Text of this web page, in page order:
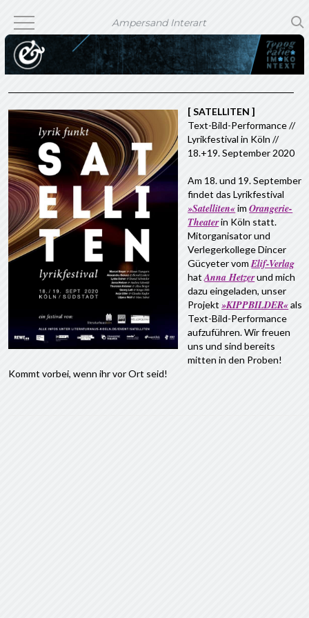
[ SATELLITEN ]
Text-Bild-Performance //
Lyrikfestival in Köln //
18.+19. September 2020
Am 18. und 19. September
findet das Lyrikfestival
»Satelliten«imOrangerie-
Theaterin Köln statt.
Mitorganisator und
Verlegerkollege Dincer
Gücyeter vomElif-Verlag
hatAnna Hetzerund mich
dazu eingeladen, unser
Projekt»KIPPBILDER«als
Text-Bild-Performance
aufzuführen. Wir freuen
uns und sind bereits
mitten in den Proben!
Kommt vorbei, wenn ihr vor Ort seid!
Ampersand Interart